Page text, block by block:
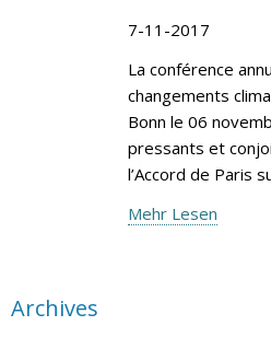
7-11-2017
La conférence
changements
Bonn le 06
pressants et
l’Accord de Paris
Mehr Lesen
Archives